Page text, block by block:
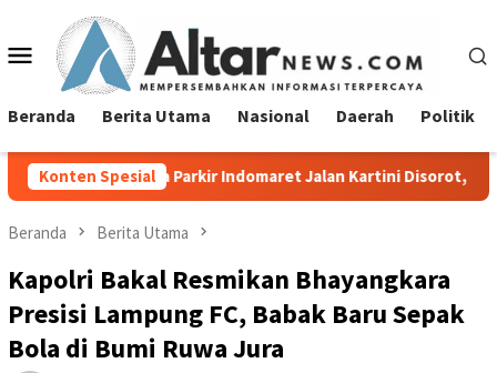
konten Menu
Mobile
Beranda Berita Utama Nasional Daerah Politik
Konten Spesial
Parkir Indomaret Jalan Kartini Disorot, Pemkot Bandar
Beranda Berita Utama
Kapolri Bakal Resmikan Bhayangkara
Presisi Lampung FC, Babak Baru Sepak
Bola di Bumi Ruwa Jura